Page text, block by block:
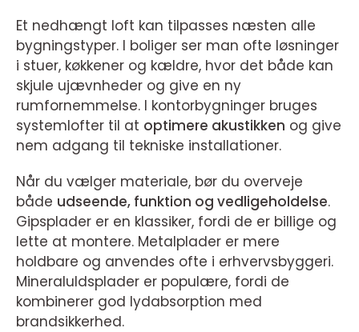
Et nedhængt loft kan tilpasses næsten alle
bygningstyper. I boliger ser man ofte løsninger
i stuer, køkkener og kældre, hvor det både kan
skjule ujævnheder og give en ny
rumfornemmelse. I kontorbygninger bruges
systemlofter til at optimere akustikken og give
nem adgang til tekniske installationer.
Når du vælger materiale, bør du overveje
både udseende, funktion og vedligeholdelse.
Gipsplader er en klassiker, fordi de er billige og
lette at montere. Metalplader er mere
holdbare og anvendes ofte i erhvervsbyggeri.
Mineraluldsplader er populære, fordi de
kombinerer god lydabsorption med
brandsikkerhed.